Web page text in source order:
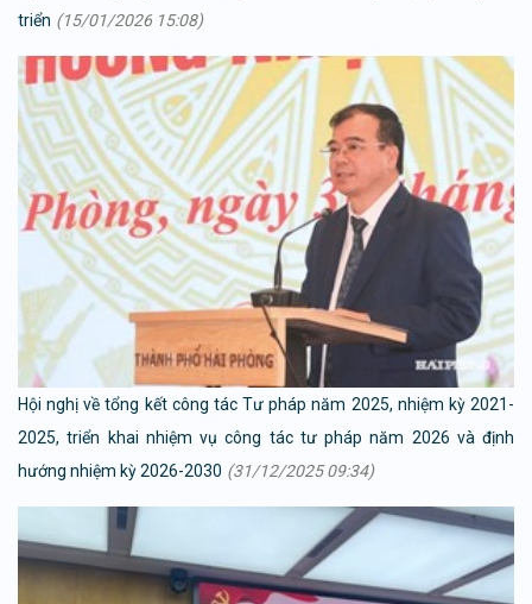
triển (15/01/2026 15:08)
Hội nghị về tổng kết công tác Tư pháp năm 2025, nhiệm kỳ 2021-
2025, triển khai nhiệm vụ công tác tư pháp năm 2026 và định
hướng nhiệm kỳ 2026-2030 (31/12/2025 09:34)